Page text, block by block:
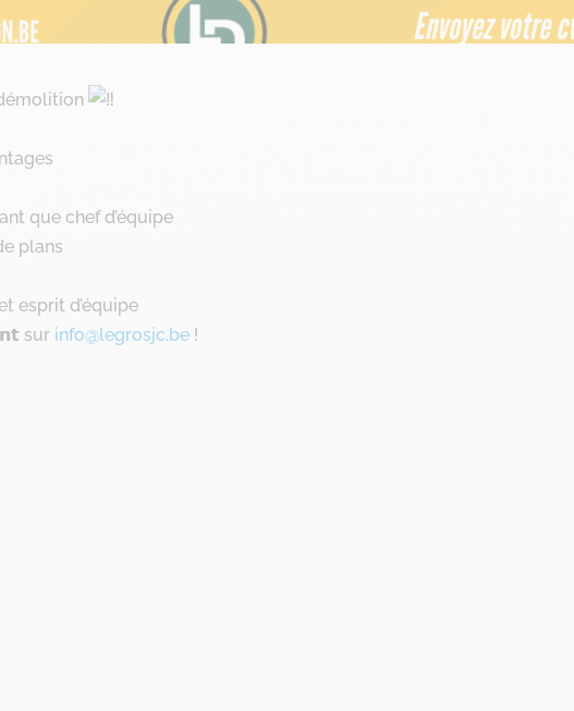
démolition
que chef d’équipe
plans
esprit d’équipe
sur info@legrosjc.be !